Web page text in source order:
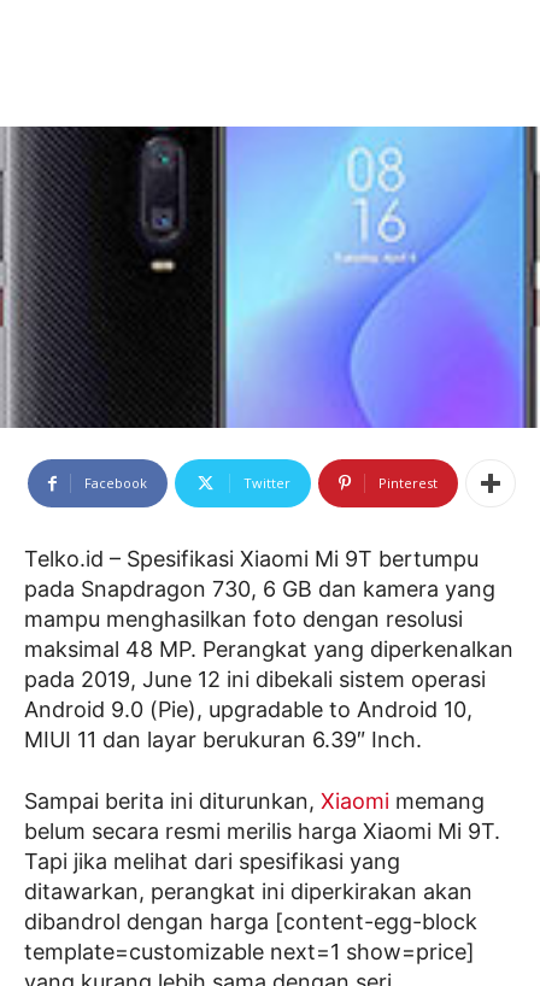
Facebook Twitter Pinterest
Telko.id – Spesifikasi Xiaomi Mi 9T bertumpu
pada Snapdragon 730, 6 GB dan kamera yang
mampu menghasilkan foto dengan resolusi
maksimal 48 MP. Perangkat yang diperkenalkan
pada 2019, June 12 ini dibekali sistem operasi
Android 9.0 (Pie), upgradable to Android 10,
MIUI 11 dan layar berukuran 6.39″ Inch.
Sampai berita ini diturunkan, Xiaomi memang
belum secara resmi merilis harga Xiaomi Mi 9T.
Tapi jika melihat dari spesifikasi yang
ditawarkan, perangkat ini diperkirakan akan
dibandrol dengan harga [content-egg-block
template=customizable next=1 show=price]